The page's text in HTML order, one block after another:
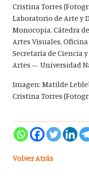
Cristina Torres
Laboratorio de Arte y
Monocopia. Cátedra
Artes Visuales,
Secretaría de Ciencia
Artes – Universidad
Imagen:Matilde
Cristina Torres
Volver Atrás